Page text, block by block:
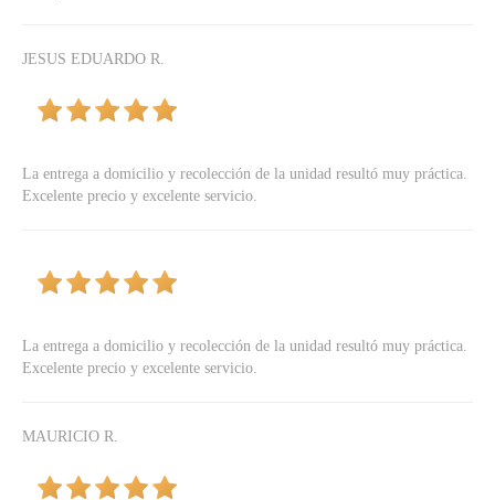
JESUS EDUARDO R.
La entrega a domicilio y recolección de la unidad resultó muy práctica.
Excelente precio y excelente servicio.
La entrega a domicilio y recolección de la unidad resultó muy práctica.
Excelente precio y excelente servicio.
MAURICIO R.